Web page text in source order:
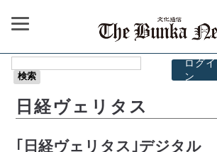
ログイ
ン
日経ヴェリタス
｢日経ヴェリタス｣デジタル